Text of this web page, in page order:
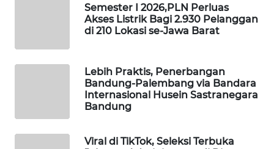
Semester I 2026,PLN Perluas
Akses Listrik Bagi 2.930 Pelanggan
di 210 Lokasi se-Jawa Barat
Lebih Praktis, Penerbangan
Bandung-Palembang via Bandara
Internasional Husein Sastranegara
Bandung
Viral di TikTok, Seleksi Terbuka
PLN